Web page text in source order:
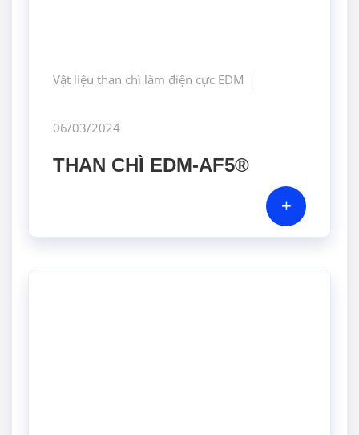
Vật liệu than chì làm điện cực EDM
06/03/2024
THAN CHÌ EDM-AF5®
+